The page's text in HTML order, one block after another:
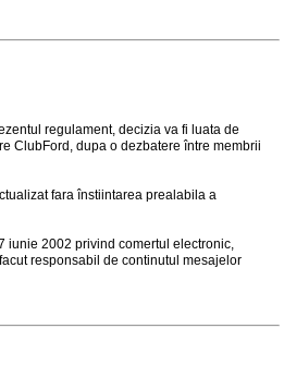
regulament, decizia va fi luata de
ClubFord, dupa o dezbatere între membrii
fara înstiintarea prealabila a
iunie 2002 privind comertul electronic,
responsabil de continutul mesajelor